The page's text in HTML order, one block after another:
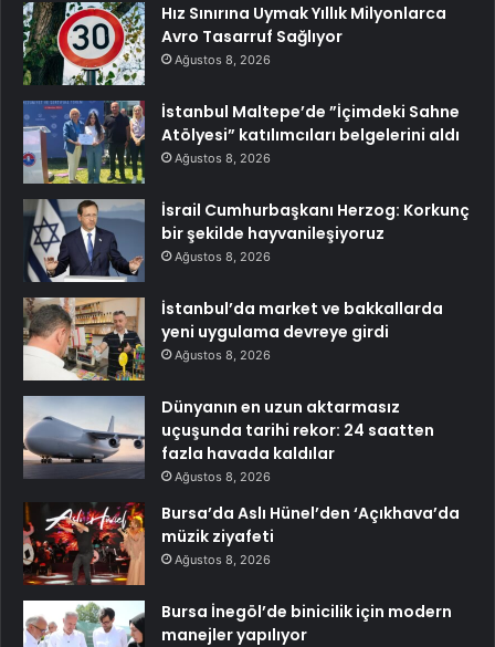
Hız Sınırına Uymak Yıllık Milyonlarca
Avro Tasarruf Sağlıyor
Ağustos 8, 2026
İstanbul Maltepe’de ”İçimdeki Sahne
Atölyesi” katılımcıları belgelerini aldı
Ağustos 8, 2026
İsrail Cumhurbaşkanı Herzog: Korkunç
bir şekilde hayvanileşiyoruz
Ağustos 8, 2026
İstanbul’da market ve bakkallarda
yeni uygulama devreye girdi
Ağustos 8, 2026
Dünyanın en uzun aktarmasız
uçuşunda tarihi rekor: 24 saatten
fazla havada kaldılar
Ağustos 8, 2026
Bursa’da Aslı Hünel’den ‘Açıkhava’da
müzik ziyafeti
Ağustos 8, 2026
Bursa İnegöl’de binicilik için modern
manejler yapılıyor